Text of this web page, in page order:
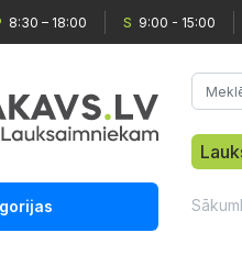
8:30 – 18:00 S 9:00 - 15:00